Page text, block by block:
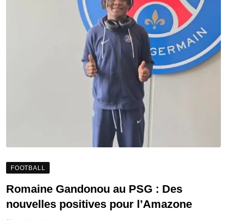
FOOTBALL
Romaine Gandonou au PSG : Des
nouvelles positives pour l’Amazone